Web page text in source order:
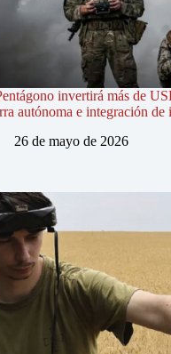
invertirá más de
autónoma e integración
26 de mayo de 2026